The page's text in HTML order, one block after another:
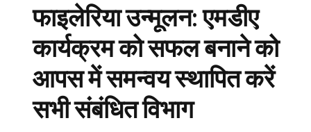
फाइलेरिया उन्मूलन: एमडीए
कार्यक्रम को सफल बनाने को
आपस में समन्वय स्थापित करें
सभी संबंधित विभाग